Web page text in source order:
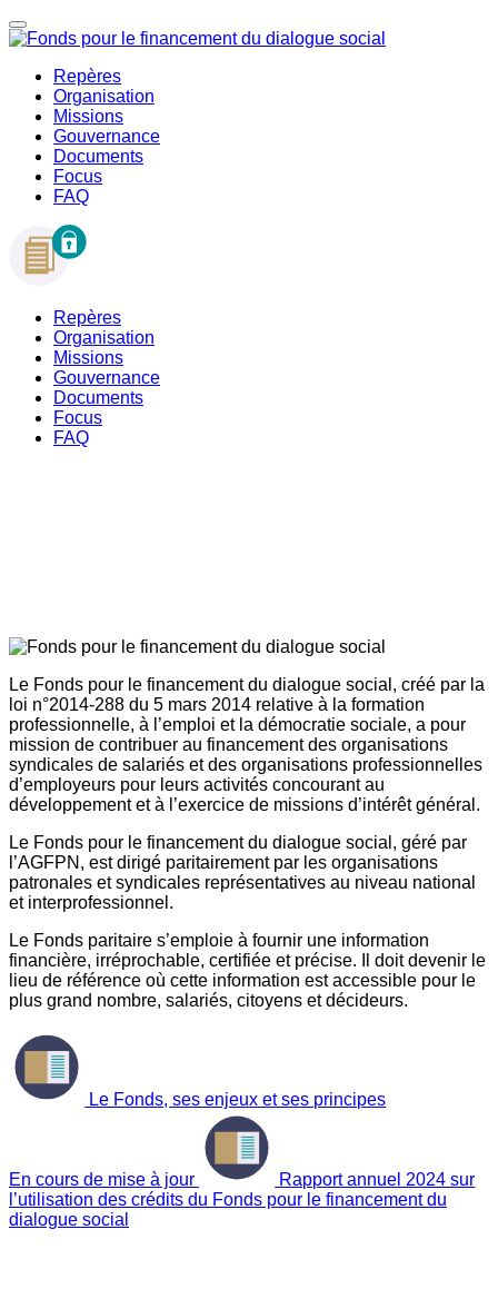
Repères
Organisation
Missions
Gouvernance
Documents
Focus
FAQ
Repères
Organisation
Missions
Gouvernance
Documents
Focus
FAQ
Le Fonds pour le financement du dialogue social, créé par la
loi n°2014-288 du 5 mars 2014 relative à la formation
professionnelle, à l’emploi et la démocratie sociale, a pour
mission de contribuer au financement des organisations
syndicales de salariés et des organisations professionnelles
d’employeurs pour leurs activités concourant au
développement et à l’exercice de missions d’intérêt général.
Le Fonds pour le financement du dialogue social, géré par
l’AGFPN, est dirigé paritairement par les organisations
patronales et syndicales représentatives au niveau national
et interprofessionnel.
Le Fonds paritaire s’emploie à fournir une information
financière, irréprochable, certifiée et précise. Il doit devenir le
lieu de référence où cette information est accessible pour le
plus grand nombre, salariés, citoyens et décideurs.
Le Fonds, ses enjeux et ses principes
En cours de mise à jour
Rapport annuel 2024 sur
l’utilisation des crédits du Fonds pour le financement du
dialogue social